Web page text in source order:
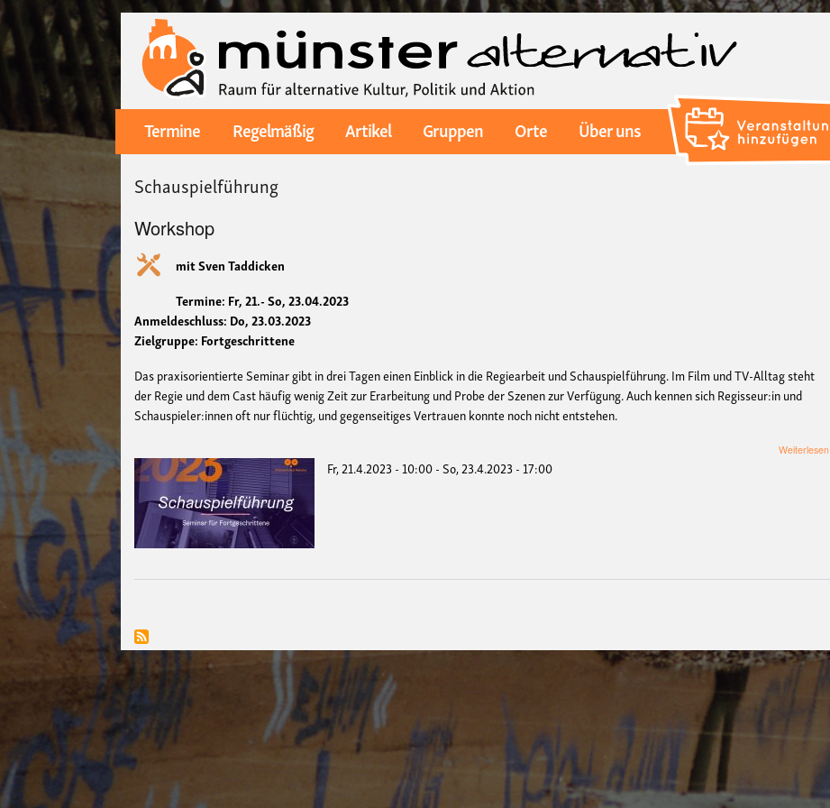
Inhalt
Main
navigation
Termine Regelmäßig Artikel Gruppen Orte
Über uns
Schauspielführung
Workshop
mit Sven Taddicken
Termine: Fr, 21.- So, 23.04.2023
Anmeldeschluss: Do, 23.03.2023
Zielgruppe: Fortgeschrittene
Das praxisorientierte Seminar gibt in drei Tagen einen Einblick in die Regiearbeit und Schauspielführung. Im Film und TV-Alltag steht
der Regie und dem Cast häufig wenig Zeit zur Erarbeitung und Probe der Szenen zur Verfügung. Auch kennen sich Regisseur:in und
Schauspieler:innen oft nur flüchtig, und gegenseitiges Vertrauen konnte noch nicht entstehen.
Weiterlesen
Fr, 21.4.2023 - 10:00-So, 23.4.2023 - 17:00